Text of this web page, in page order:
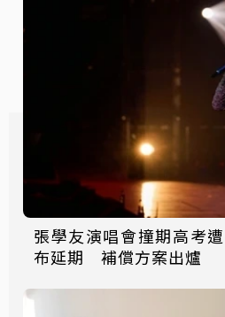
張學友演唱會撞期高考
布延期 補償方案出爐